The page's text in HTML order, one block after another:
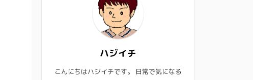
ハジイチ
こんにちはハジイチです。 日常で気になる